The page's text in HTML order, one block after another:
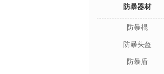
防暴器材
防暴棍
防暴头盔
防暴盾